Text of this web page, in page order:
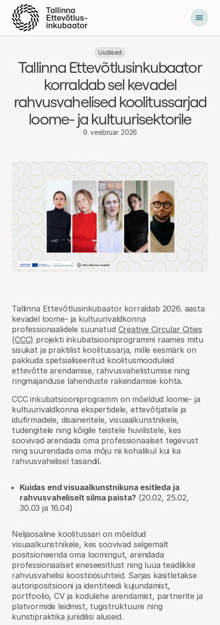
Põhilise
sisu
juurde
Uudised
Tallinna Ettevõtlusinkubaator
korraldab sel kevadel
rahvusvahelised koolitussarjad
loome- ja kultuurisektorile
9. veebruar 2026
Tallinna Ettevõtlusinkubaator korraldab 2026. aasta
kevadel loome- ja kultuurivaldkonna
professionaalidele suunatud Creative Circular Cities
(CCC) projekti inkubatsiooniprogrammi raames mitu
sisukat ja praktilist koolitussarja, mille eesmärk on
pakkuda spetsialiseeritud koolitusmooduleid
ettevõtte arendamise, rahvusvahelistumise ning
ringmajanduse lahenduste rakendamise kohta.
CCC inkubatsiooniprogramm on mõeldud loome- ja
kultuurivaldkonna ekspertidele, ettevõtjatele ja
idufirmadele, disaineritele, visuaalkunstnikele,
tudengitele ning kõigile teistele huvilistele, kes
soovivad arendada oma professionaalset tegevust
ning suurendada oma mõju nii kohalikul kui ka
rahvusvahelisel tasandil.
Kuidas end visuaalkunstnikuna esitleda ja
rahvusvaheliselt silma paista? (20.02, 25.02,
30.03 ja 16.04)
Neljaosaline koolitussari on mõeldud
visuaalkunstnikele, kes soovivad selgemalt
positsioneerida oma loomingut, arendada
professionaalset eneseesitlust ning luua teadlikke
rahvusvahelisi koostöösuhteid. Sarjas käsitletakse
autoripositsiooni ja identiteedi kujundamist,
portfoolio, CV ja kodulehe arendamist, partnerite ja
platvormide leidmist, tugistruktuure ning
kunstipraktika juriidilisi aluseid.